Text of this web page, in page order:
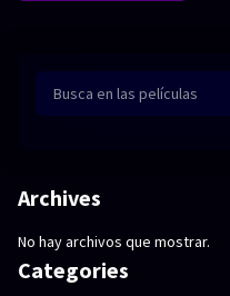
Archives
No hay archivos que mostrar.
Categories